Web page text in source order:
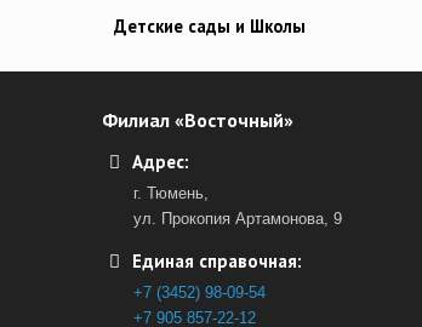
Детские сады и Школы
Филиал «Восточный»
Адрес:
г. Тюмень,
ул. Прокопия Артамонова, 9
Единая справочная:
+7 (3452) 98-09-54
+7 905 857-22-12